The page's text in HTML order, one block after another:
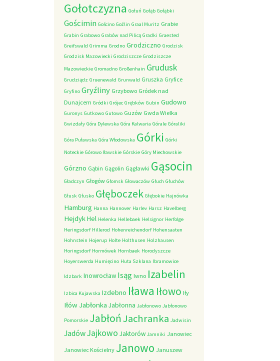
Gołotczyzna Gołuń Gołąb Gołąbki
Gościmin Gościno Goźlin Graal Muritz Grabie
Grabin Grabowo Grabów nad Pilicą Gradki Graested
Greifswald Grimma Grodno Grodziczno Grodzisk
Grodzisk Mazowiecki Grodziszcze Grodziszcze
Mazowieckie Gromadno Großenhain Grudusk
Grudziądz Gruenewald Grunwald Gruszka Gryfice
Gryfino Gryźliny Grzybowo Gródek nad
Dunajcem Gródki Grójec Grębków Gubin Gudowo
Guronys Gutkowo Gutowo Guzów Gwda Wielka
Gwizdały Góra Dylewska Góra Kalwaria Górale Góraliki
Góra Puławska Góra Włodowska Górki Górki
Noteckie Górowo Iławskie Górskie Góry Miechowskie
Górzno Gąbin Gągolin Gągławki Gąsocin
Gładczyn Głogów Głomsk Głowaczów Głuch Głuchów
Głusk Głusko Głęboczek Głębokie Hajnówka
Hamburg Hanna Hannover Harlev Harsz Havelberg
HejdykHel Helenka Hellebaek Helsignor Herfolge
Heringsdorf Hillerod Hohenreichendorf Hohensaaten
Hohnstein Hojerup Holte Holthusen Holzhausen
Horingsdorf Hormówek Hornbaek Horodyszcze
Hoyerswerda Humięcino Huta Szklana Ibramowice
Idzbark Inowrocław Isąg Iwno Izabelin
Izbica Kujawska Izdebno Iława Iłowo Iły
Iłów Jabłonka Jabłonna Jabłonowo Jabłonowo
Pomorskie JabłońJachranka Jadwisin
JadówJajkowo Jaktorów Jamniki Janowiec
Janowiec Kościelny Janowo Januszew